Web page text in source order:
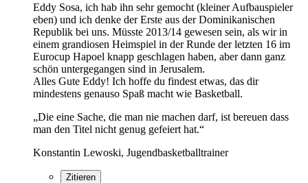
Eddy Sosa, ich hab ihn sehr gemocht (kleiner Aufbauspieler
eben) und ich denke der Erste aus der Dominikanischen
Republik bei uns. Müsste 2013/14 gewesen sein, als wir in
einem grandiosen Heimspiel in der Runde der letzten 16 im
Eurocup Hapoel knapp geschlagen haben, aber dann ganz
schön untergegangen sind in Jerusalem.
Alles Gute Eddy! Ich hoffe du findest etwas, das dir
mindestens genauso Spaß macht wie Basketball.
„Die eine Sache, die man nie machen darf, ist bereuen dass
man den Titel nicht genug gefeiert hat.“
Konstantin Lewoski, Jugendbasketballtrainer
Zitieren